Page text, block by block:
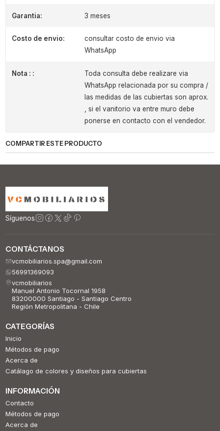
Garantia: 3 meses
Costo de envio:
consultar costo de envio via
WhatsApp
Nota : :
Toda consulta debe realizare via
WhatsApp relacionada por su compra /
las medidas de las cubiertas son aprox.
, si el vanitorio va entre muro debe
ponerse en contacto con el vendedor.
COMPARTIR ESTE PRODUCTO
Síguenos
CONTÁCTANOS
vcmobiliarios.spa@gmail.com
56991369093
vcmobiliarios
Manuel Antonio Tocornal 1958
83200000 Santiago - Santiago Centro
Región Metropolitana - Chile
CATEGORÍAS
Inicio
Métodos de pago
Acerca de
Catálago de colores y diseños para cubiertas
INFORMACIÓN
Contacto
Métodos de pago
Acerca de